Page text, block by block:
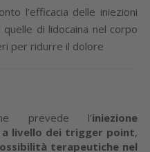
l’efficacia delle iniezioni
di lidocaina nel corpo
per ridurre il dolore
prevede l’iniezione
a livello dei trigger point,
terapeutiche nel